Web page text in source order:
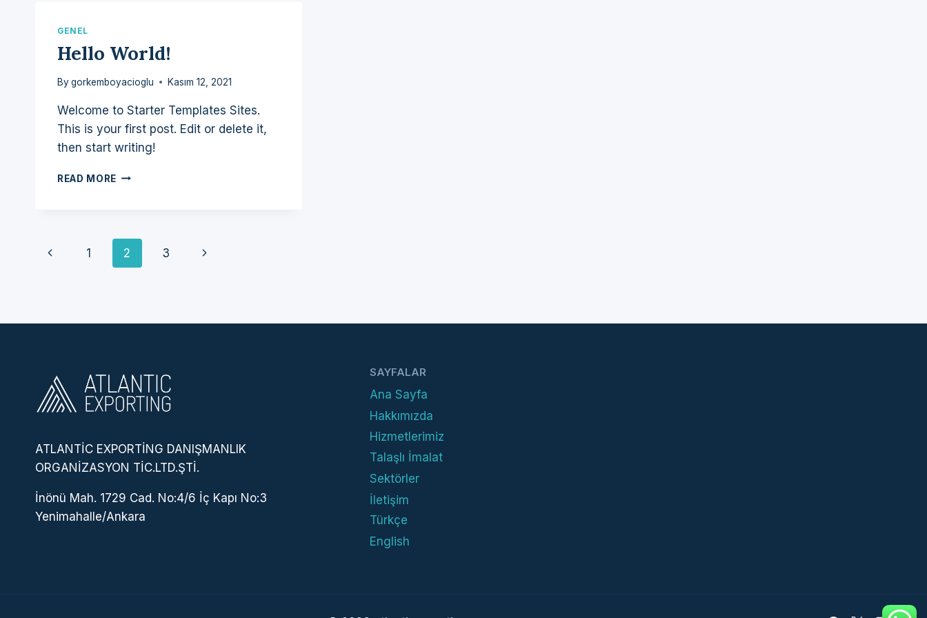
GENEL
Hello World!
Bygorkemboyacioglu Kasım 12, 2021
Welcome to Starter Templates Sites.
This is your first post. Edit or delete it,
then start writing!
READ MORE HELLO
Page
Previous
1 2 3
Next
ATLANTİC EXPORTİNG DANIŞMANLIK
ORGANİZASYON TİC.LTD.ŞTİ.
İnönü Mah. 1729 Cad. No:4/6 İç Kapı No:3
Yenimahalle/Ankara
SAYFALAR
Ana Sayfa
Hakkımızda
Hizmetlerimiz
Talaşlı İmalat
Sektörler
İletişim
Türkçe
English